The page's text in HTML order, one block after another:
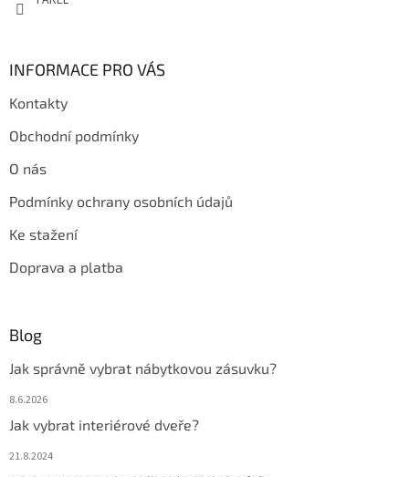
INFORMACE PRO VÁS
Kontakty
Obchodní podmínky
O nás
Podmínky ochrany osobních údajů
Ke stažení
Doprava a platba
Blog
Jak správně vybrat nábytkovou zásuvku?
8.6.2026
Jak vybrat interiérové dveře?
21.8.2024